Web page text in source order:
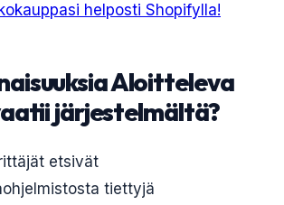
helposti Shopifylla!
Aloitteleva
järjestelmältä?
etsivät
tiettyjä